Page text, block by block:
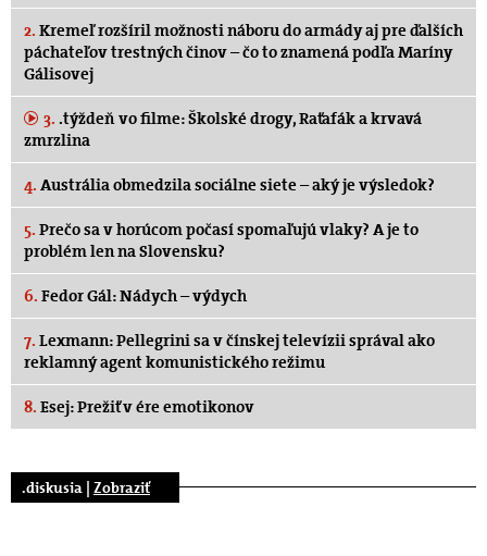
2. Kremeľ rozšíril možnosti náboru do armády aj pre ďalších
páchateľov trestných činov – čo to znamená podľa Maríny
Gálisovej
3. .týždeň vo filme: Školské drogy, Raťafák a krvavá
zmrzlina
4. Austrália obmedzila sociálne siete – aký je výsledok?
5. Prečo sa v horúcom počasí spomaľujú vlaky? A je to
problém len na Slovensku?
6. Fedor Gál: Nádych – výdych
7. Lexmann: Pellegrini sa v čínskej televízii správal ako
reklamný agent komunistického režimu
8. Esej: Prežiť v ére emotikonov
.diskusia | Zobraziť